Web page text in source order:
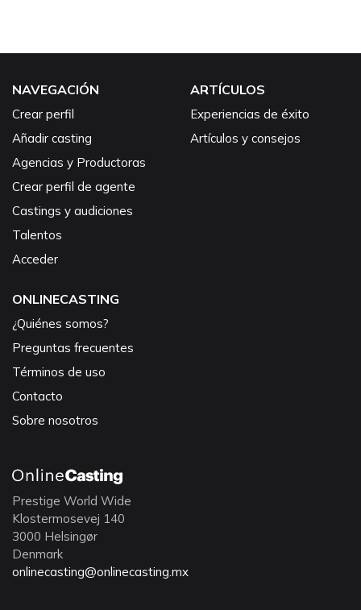
NAVEGACIÓN
Crear perfil
Añadir casting
Agencias y Productoras
Crear perfil de agente
Castings y audiciones
Talentos
Acceder
ARTÍCULOS
Experiencias de éxito
Artículos y consejos
ONLINECASTING
¿Quiénes somos?
Preguntas frecuentes
Términos de uso
Contacto
Sobre nosotros
Prestige World Wide
Klostermosevej 140
3000 Helsingør
Denmark
onlinecasting@onlinecasting.mx